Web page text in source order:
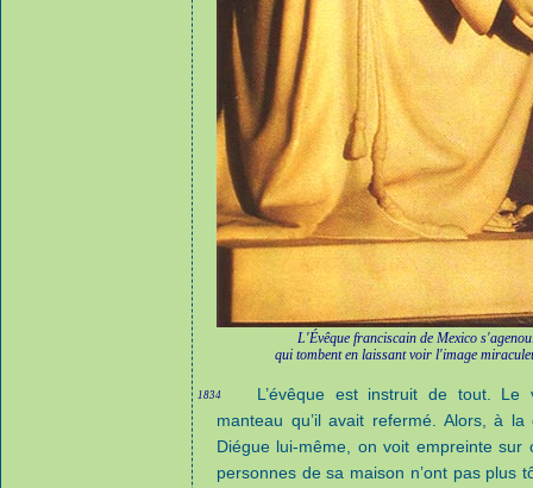
L'Évêque franciscain de Mexico
qui tombent en laissant voir l'image
1834
L’évêque est instruit de tout.
manteau qu’il avait refermé. Alors, à
Diégue lui-même, on voit empreinte
personnes de sa maison n’ont pas plus